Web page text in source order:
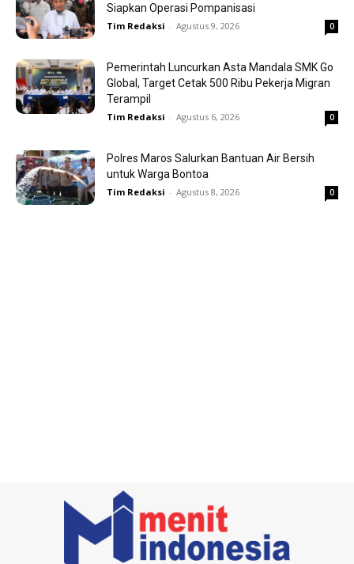
Siapkan Operasi Pompanisasi
Tim Redaksi - Agustus 9, 2026 0
Pemerintah Luncurkan Asta Mandala SMK Go
Global, Target Cetak 500 Ribu Pekerja Migran
Terampil
Tim Redaksi - Agustus 6, 2026 0
Polres Maros Salurkan Bantuan Air Bersih
untuk Warga Bontoa
Tim Redaksi - Agustus 8, 2026 0